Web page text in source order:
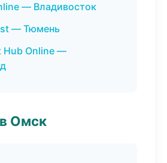
— Владивосток
— Тюмень
Hub Online —
Омск